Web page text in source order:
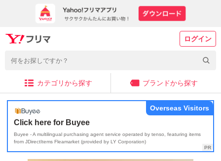
ログイン
カテゴリから探す ブランドから探す
Click here for Buyee
Buyee - A multilingual purchasing agent service operated by tenso, featuring items
from JDirectItems Fleamarket (provided by LY Corporation)
Overseas Visitors